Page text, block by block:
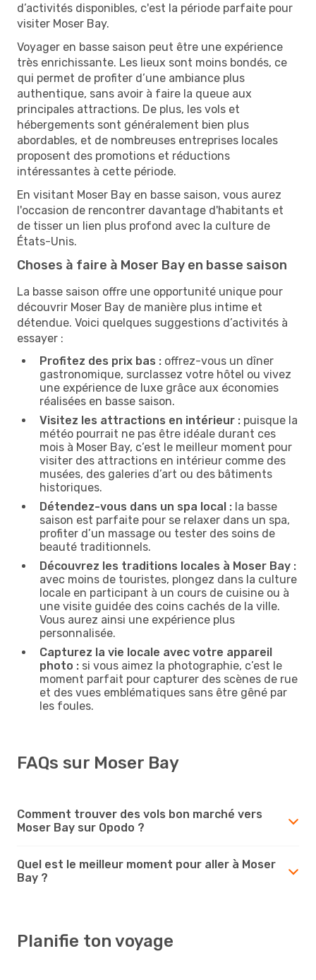
d’activités disponibles, c'est la période parfaite pour
visiter Moser Bay.
Voyager en basse saison peut être une expérience
très enrichissante. Les lieux sont moins bondés, ce
qui permet de profiter d’une ambiance plus
authentique, sans avoir à faire la queue aux
principales attractions. De plus, les vols et
hébergements sont généralement bien plus
abordables, et de nombreuses entreprises locales
proposent des promotions et réductions
intéressantes à cette période.
En visitant Moser Bay en basse saison, vous aurez
l'occasion de rencontrer davantage d'habitants et
de tisser un lien plus profond avec la culture de
États-Unis.
Choses à faire à Moser Bay en basse saison
La basse saison offre une opportunité unique pour
découvrir Moser Bay de manière plus intime et
détendue. Voici quelques suggestions d’activités à
essayer :
Profitez des prix bas : offrez-vous un dîner
gastronomique, surclassez votre hôtel ou vivez
une expérience de luxe grâce aux économies
réalisées en basse saison.
Visitez les attractions en intérieur : puisque la
météo pourrait ne pas être idéale durant ces
mois à Moser Bay, c’est le meilleur moment pour
visiter des attractions en intérieur comme des
musées, des galeries d’art ou des bâtiments
historiques.
Détendez-vous dans un spa local : la basse
saison est parfaite pour se relaxer dans un spa,
profiter d’un massage ou tester des soins de
beauté traditionnels.
Découvrez les traditions locales à Moser Bay :
avec moins de touristes, plongez dans la culture
locale en participant à un cours de cuisine ou à
une visite guidée des coins cachés de la ville.
Vous aurez ainsi une expérience plus
personnalisée.
Capturez la vie locale avec votre appareil
photo : si vous aimez la photographie, c’est le
moment parfait pour capturer des scènes de rue
et des vues emblématiques sans être gêné par
les foules.
FAQs sur Moser Bay
Comment trouver des vols bon marché vers
Moser Bay sur Opodo ?
Quel est le meilleur moment pour aller à Moser
Bay ?
Planifie ton voyage